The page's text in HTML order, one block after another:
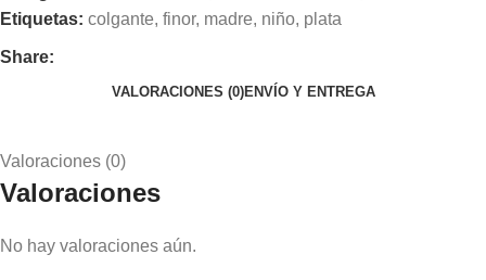
Etiquetas: colgante, finor, madre, niño, plata
Share:
VALORACIONES (0)ENVÍO Y ENTREGA
Valoraciones (0)
Valoraciones
No hay valoraciones aún.